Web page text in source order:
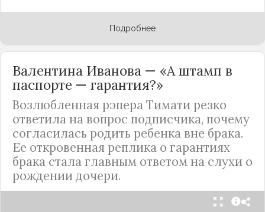
Подробнее
Валентина Иванова — «А штамп в
паспорте — гарантия?»
Возлюбленная рэпера Тимати резко
ответила на вопрос подписчика, почему
согласилась родить ребенка вне брака.
Ее откровенная реплика о гарантиях
брака стала главным ответом на слухи о
рождении дочери.